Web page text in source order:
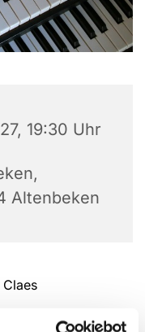
19:30 Uhr
Altenbeken
wir gemeinsam